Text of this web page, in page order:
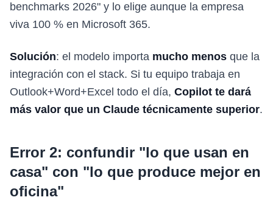
benchmarks 2026" y lo elige aunque la empresa
viva 100 % en Microsoft 365.
Solución: el modelo importa mucho menos que la
integración con el stack. Si tu equipo trabaja en
Outlook+Word+Excel todo el día, Copilot te dará
más valor que un Claude técnicamente superior.
Error 2: confundir "lo que usan en
casa" con "lo que produce mejor en
oficina"